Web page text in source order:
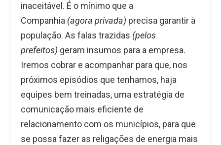
inaceitável. É o mínimo que a
Companhia (agora privada) precisa garantir à
população. As falas trazidas (pelos
prefeitos) geram insumos para a empresa.
Iremos cobrar e acompanhar para que, nos
próximos episódios que tenhamos, haja
equipes bem treinadas, uma estratégia de
comunicação mais eficiente de
relacionamento com os municípios, para que
se possa fazer as religações de energia mais